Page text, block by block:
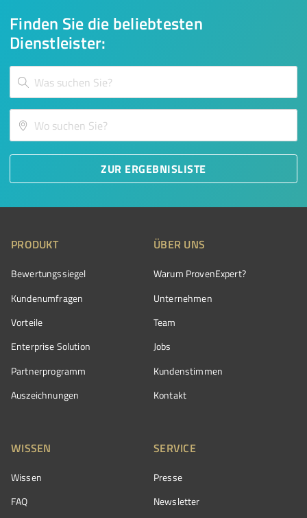
Finden Sie die beliebtesten
Dienstleister:
ZUR ERGEBNISLISTE
PRODUKT
Bewertungssiegel
Kundenumfragen
Vorteile
Enterprise Solution
Partnerprogramm
Auszeichnungen
ÜBER UNS
Warum ProvenExpert?
Unternehmen
Team
Jobs
Kundenstimmen
Kontakt
WISSEN
Wissen
FAQ
SERVICE
Presse
Newsletter